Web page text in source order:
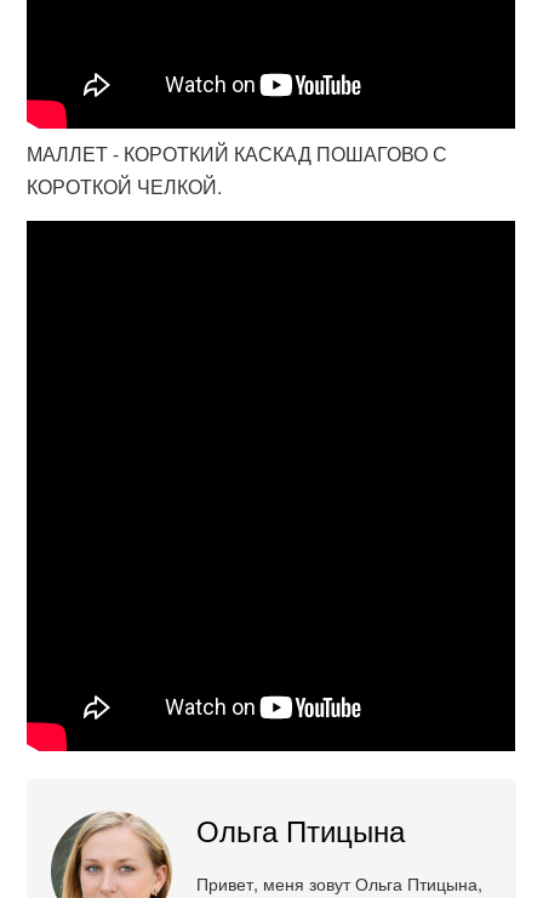
МАЛЛЕТ - КОРОТКИЙ КАСКАД ПОШАГОВО С
КОРОТКОЙ ЧЕЛКОЙ.
Ольга Птицына
Привет, меня зовут Ольга Птицына,